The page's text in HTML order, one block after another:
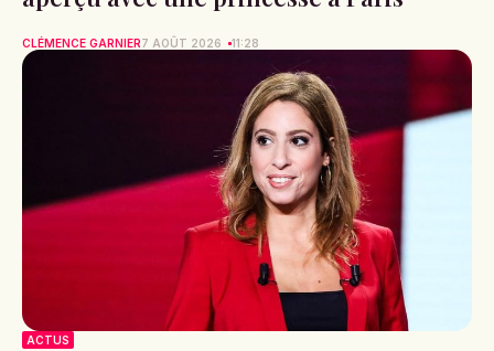
CLÉMENCE GARNIER7 AOÛT 2026 11:28
ACTUS